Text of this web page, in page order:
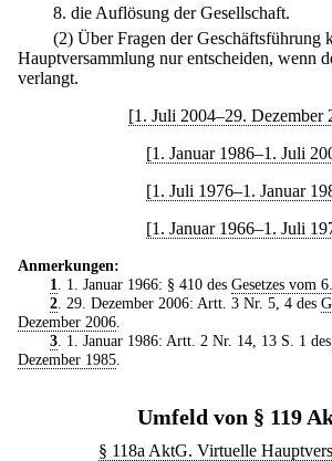
8. die Auflösung der Gesellschaft.
(2) Über Fragen der Geschäftsführung
Hauptversammlung nur entscheiden, wenn
verlangt.
[1. Juli 2004–29. Dezember
[1. Januar 1986–1. Juli
[1. Juli 1976–1. Januar
[1. Januar 1966–1. Juli
Anmerkungen:
1
. 1. Januar 1966: § 410 des Gesetzes vom
2. 29. Dezember 2006: Artt. 3 Nr. 5, 4 des
Dezember 2006
3. 1. Januar 1986: Artt. 2 Nr. 14, 13 S. 1 des
Dezember 1985
Umfeld von § 119
§ 118a AktG. Virtuelle